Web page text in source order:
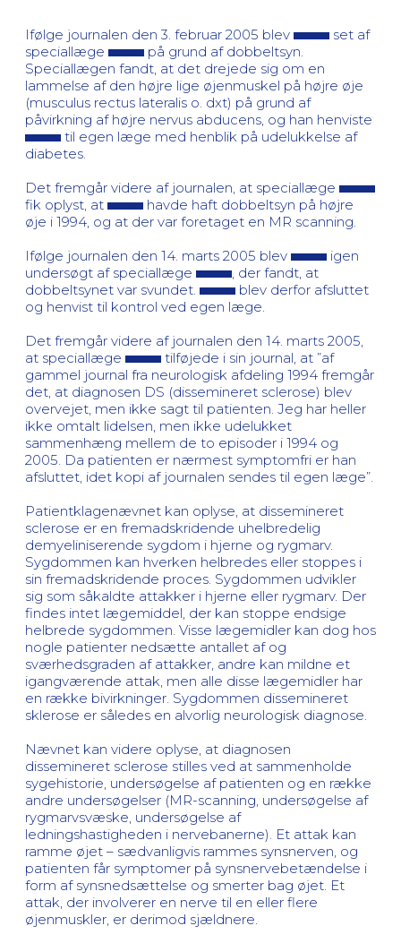
Ifølge journalen den 3. februar 2005 blev
set af
speciallæge
på grund af dobbeltsyn.
Speciallægen fandt, at det drejede sig om en
lammelse af den højre lige øjenmuskel på højre øje
(musculus rectus lateralis o. dxt) på grund af
påvirkning af højre nervus abducens, og han henviste
til egen læge med henblik på udelukkelse af
diabetes.
Det fremgår videre af journalen, at speciallæge
fik oplyst, at
havde haft dobbeltsyn på højre
øje i 1994, og at der var foretaget en MR scanning.
Ifølge journalen den 14. marts 2005 blev
igen
undersøgt af speciallæge
, der fandt, at
dobbeltsynet var svundet.
blev derfor afsluttet
og henvist til kontrol ved egen læge.
Det fremgår videre af journalen den 14. marts 2005,
at speciallæge
tilføjede i sin journal, at ”af
gammel journal fra neurologisk afdeling 1994 fremgår
det, at diagnosen DS (dissemineret sclerose) blev
overvejet, men ikke sagt til patienten. Jeg har heller
ikke omtalt lidelsen, men ikke udelukket
sammenhæng mellem de to episoder i 1994 og
2005. Da patienten er nærmest symptomfri er han
afsluttet, idet kopi af journalen sendes til egen læge”.
Patientklagenævnet kan oplyse, at dissemineret
sclerose er en fremadskridende uhelbredelig
demyeliniserende sygdom i hjerne og rygmarv.
Sygdommen kan hverken helbredes eller stoppes i
sin fremadskridende proces. Sygdommen udvikler
sig som såkaldte attakker i hjerne eller rygmarv. Der
findes intet lægemiddel, der kan stoppe endsige
helbrede sygdommen. Visse lægemidler kan dog hos
nogle patienter nedsætte antallet af og
sværhedsgraden af attakker, andre kan mildne et
igangværende attak, men alle disse lægemidler har
en række bivirkninger. Sygdommen dissemineret
sklerose er således en alvorlig neurologisk diagnose.
Nævnet kan videre oplyse, at diagnosen
dissemineret sclerose stilles ved at sammenholde
sygehistorie, undersøgelse af patienten og en række
andre undersøgelser (MR-scanning, undersøgelse af
rygmarvsvæske, undersøgelse af
ledningshastigheden i nervebanerne). Et attak kan
ramme øjet – sædvanligvis rammes synsnerven, og
patienten får symptomer på synsnervebetændelse i
form af synsnedsættelse og smerter bag øjet. Et
attak, der involverer en nerve til en eller flere
øjenmuskler, er derimod sjældnere.